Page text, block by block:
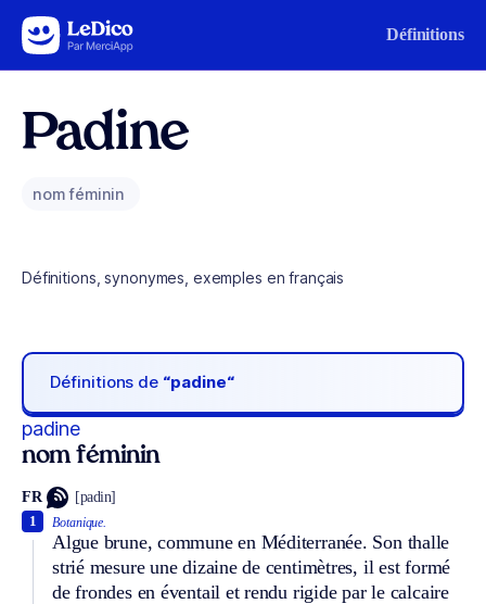
Aller au contenu Définitions
Padine
nom féminin
Définitions, synonymes, exemples en français
Définitions de “padine“
padine
nom féminin
FR [padin]
Botanique.
Algue brune, commune en Méditerranée. Son thalle
strié mesure une dizaine de centimètres, il est formé
de frondes en éventail et rendu rigide par le calcaire
1